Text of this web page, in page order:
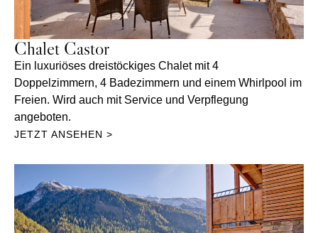
Chalet Castor
Ein luxuriöses dreistöckiges Chalet mit 4
Doppelzimmern, 4 Badezimmern und einem Whirlpool im
Freien. Wird auch mit Service und Verpflegung
angeboten.
JETZT ANSEHEN >